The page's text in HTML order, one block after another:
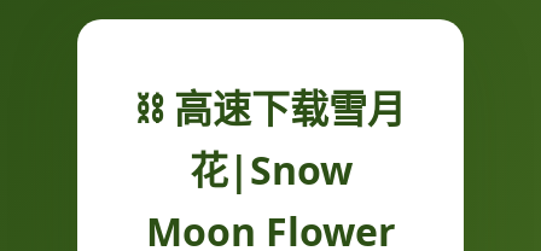
⛓️ 高速下载雪月
花|Snow
Moon Flower